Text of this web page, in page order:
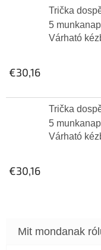
Trička
5 munkanap
Várható
€30,16
Trička
5 munkanap
Várható
€30,16